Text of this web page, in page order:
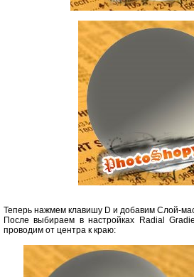
Теперь нажмем клавишу D и добавим Слой-
После выбираем в настройках Radial
проводим от центра к краю: